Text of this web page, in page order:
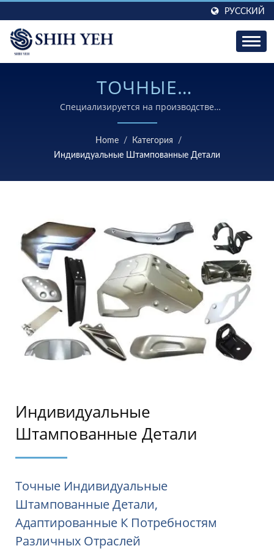
РУССКИЙ
ТОЧНЫЕ
ИНДИВИДУАЛЬНЫЕ
ШТАМПОВАННЫЕ
ДЕТАЛИ ДЛЯ
РАЗЛИЧНЫХ ОТРАСЛЕЙ.
Специализируется на производстве
высококачественных индивидуальных металлических
штампованных компонентов, соответствующих
строгим отраслевым стандартам, с более чем 30-
Home / Категория
/
Индивидуальные Штампованные Детали
Индивидуальные
Штампованные Детали
Точные Индивидуальные
Штампованные Детали,
Адаптированные К Потребностям
Различных Отраслей